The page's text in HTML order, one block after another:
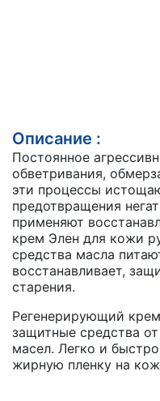
Описание :
Постоянное
обветривания,
эти процессы
предотвращения
применяют
крем Элен для кожи
средства масла
восстанавливает,
старения.
Регенерирующий
защитные средства
масел. Легко и
жирную пленку на